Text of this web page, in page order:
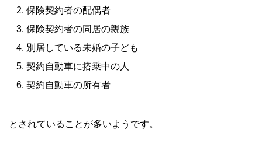
保険契約者の配偶者
保険契約者の同居の親族
別居している未婚の子ども
契約自動車に搭乗中の人
契約自動車の所有者
とされていることが多いようです。